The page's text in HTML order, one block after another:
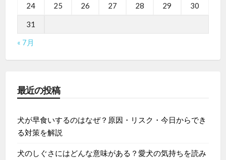
« 7月
24 25 26 27 28 29 30
31
最近の投稿
犬が早食いするのはなぜ？原因・リスク・今日からでき
る対策を解説
犬のしぐさにはどんな意味がある？愛犬の気持ちを読み